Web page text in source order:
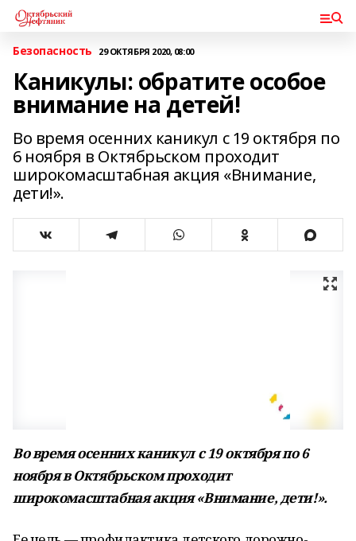
Безопасность 29 ОКТЯБРЯ 2020, 08:00
Каникулы: обратите особое
внимание на детей!
Во время осенних каникул с 19 октября по
6 ноября в Октябрьском проходит
широкомасштабная акция «Внимание,
дети!».
Во время осенних каникул с 19 октября по 6
ноября в Октябрьском проходит
широкомасштабная акция «Внимание, дети!».